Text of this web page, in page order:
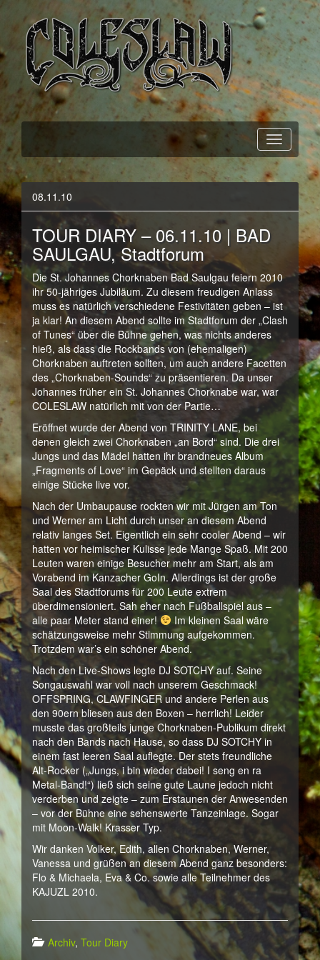
Coleslaw
Official Webpage
08.11.10
TOUR DIARY – 06.11.10 | BAD
SAULGAU, Stadtforum
Die St. Johannes Chorknaben Bad Saulgau feiern 2010
ihr 50-jähriges Jubiläum. Zu diesem freudigen Anlass
muss es natürlich verschiedene Festivitäten geben – ist
ja klar! An diesem Abend sollte im Stadtforum der „Clash
of Tunes“ über die Bühne gehen, was nichts anderes
hieß, als dass die Rockbands von (ehemaligen)
Chorknaben auftreten sollten, um auch andere Facetten
des „Chorknaben-Sounds“ zu präsentieren. Da unser
Johannes früher ein St. Johannes Chorknabe war, war
COLESLAW natürlich mit von der Partie…
Eröffnet wurde der Abend von TRINITY LANE, bei
denen gleich zwei Chorknaben „an Bord“ sind. Die drei
Jungs und das Mädel hatten ihr brandneues Album
„Fragments of Love“ im Gepäck und stellten daraus
einige Stücke live vor.
Nach der Umbaupause rockten wir mit Jürgen am Ton
und Werner am Licht durch unser an diesem Abend
relativ langes Set. Eigentlich ein sehr cooler Abend – wir
hatten vor heimischer Kulisse jede Mange Spaß. Mit 200
Leuten waren einige Besucher mehr am Start, als am
Vorabend im Kanzacher GoIn. Allerdings ist der große
Saal des Stadtforums für 200 Leute extrem
überdimensioniert. Sah eher nach Fußballspiel aus –
alle paar Meter stand einer!
Im kleinen Saal wäre
schätzungsweise mehr Stimmung aufgekommen.
Trotzdem war’s ein schöner Abend.
Nach den Live-Shows legte DJ SOTCHY auf. Seine
Songauswahl war voll nach unserem Geschmack!
OFFSPRING, CLAWFINGER und andere Perlen aus
den 90ern bliesen aus den Boxen – herrlich! Leider
musste das großteils junge Chorknaben-Publikum direkt
nach den Bands nach Hause, so dass DJ SOTCHY in
einem fast leeren Saal auflegte. Der stets freundliche
Alt-Rocker („Jungs, i bin wieder dabei! I seng en ra
Metal-Band!“) ließ sich seine gute Laune jedoch nicht
verderben und zeigte – zum Erstaunen der Anwesenden
– vor der Bühne eine sehenswerte Tanzeinlage. Sogar
mit Moon-Walk! Krasser Typ.
Wir danken Volker, Edith, allen Chorknaben, Werner,
Vanessa und grüßen an diesem Abend ganz besonders:
Flo & Michaela, Eva & Co. sowie alle Teilnehmer des
KAJUZL 2010.
Archiv, Tour Diary